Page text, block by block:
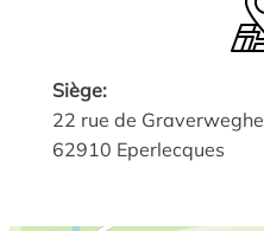
Siège:
22 rue de Graverweghe
62910 Eperlecques